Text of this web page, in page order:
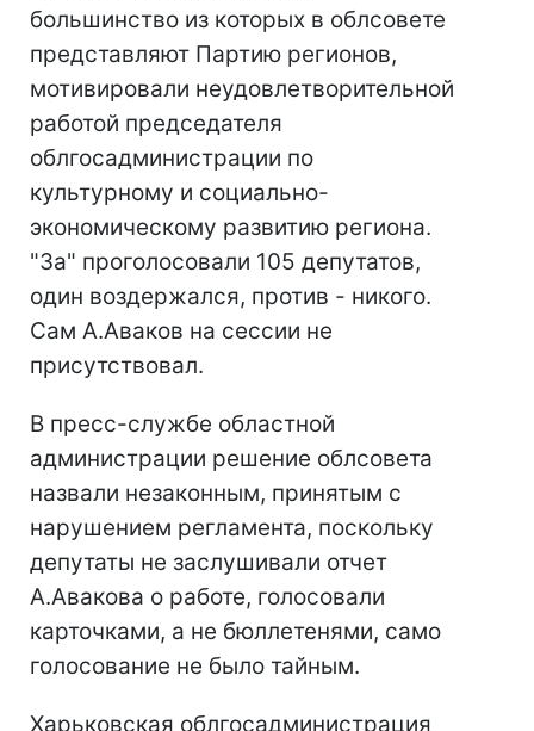
большинство из которых в облсовете
представляют Партию регионов,
мотивировали неудовлетворительной
работой председателя
облгосадминистрации по
культурному и социально-
экономическому развитию региона.
"За" проголосовали 105 депутатов,
один воздержался, против - никого.
Сам А.Аваков на сессии не
присутствовал.
В пресс-службе областной
администрации решение облсовета
назвали незаконным, принятым с
нарушением регламента, поскольку
депутаты не заслушивали отчет
А.Авакова о работе, голосовали
карточками, а не бюллетенями, само
голосование не было тайным.
Харьковская облгосадминистрация